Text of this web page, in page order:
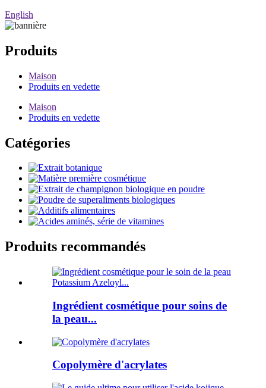
English
Produits
Maison
Produits en vedette
Maison
Produits en vedette
Catégories
Produits recommandés
Ingrédient cosmétique pour soins de
la peau...
Copolymère d'acrylates